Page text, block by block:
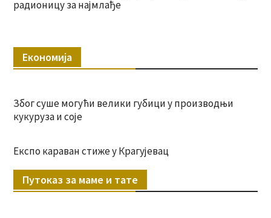
радионицу за најмлађе
Економија
Због суше могући велики губици у производњи
кукуруза и соје
Експо караван стиже у Крагујевац
Путоказ за маме и тате